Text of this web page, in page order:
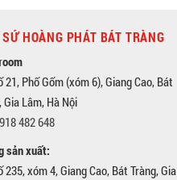
SỨ HOÀNG PHÁT BÁT TRÀNG
21, Phố Gốm (xóm 6), Giang Cao, Bát
Gia Lâm, Hà Nội
482 648
sản xuất:
235, xóm 4, Giang Cao, Bát Tràng, Gia